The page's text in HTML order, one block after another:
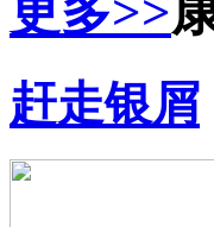
更多>>
赶走银屑